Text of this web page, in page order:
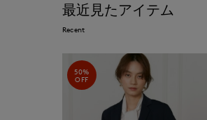
最近見たアイテム
Recent
50%
OFF